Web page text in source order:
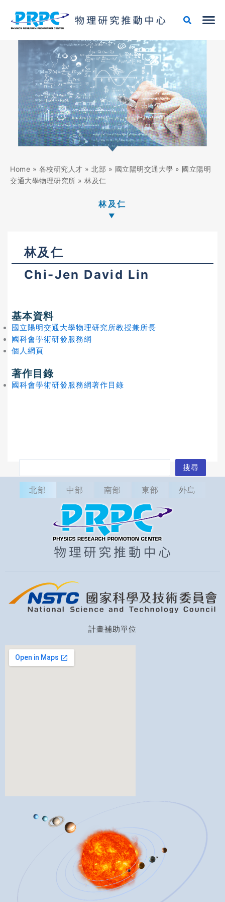
Home » 各校研究人才 » 北部 » 國立陽明交通大學 » 國立陽明
交通大學物理研究所 » 林及仁
林及仁
林及仁
Chi-Jen David Lin
基本資料
國立陽明交通大學物理研究所教授兼所長
國科會學術研發服務網
個人網頁
著作目錄
國科會學術研發服務網著作目錄
尋
搜尋
北部 中部 南部 東部 外島
計畫補助單位